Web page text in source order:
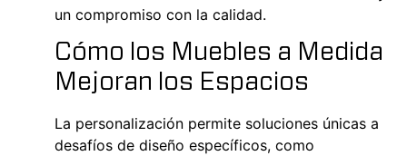
un compromiso con la calidad.
Cómo los Muebles a Medida
Mejoran los Espacios
La personalización permite soluciones únicas a
desafíos de diseño específicos, como